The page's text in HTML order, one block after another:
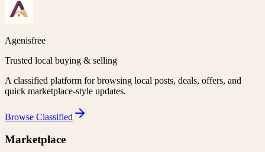
Agenisfree
Trusted local buying & selling
A classified platform for browsing local posts, deals, offers, and
quick marketplace-style updates.
Browse Classified
Marketplace